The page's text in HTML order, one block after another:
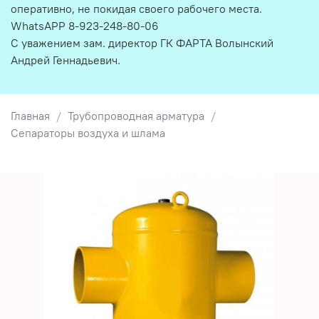
Главная
Трубопроводная арматура
Сепараторы воздуха и шлама
оперативно, не покидая своего рабочего места.
WhatsAPP 8-923-248-80-06
С уважением зам. директор ГК ФАРТА Волынский
Андрей Геннадьевич.